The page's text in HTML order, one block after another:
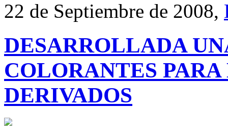
22 de Septiembre de 2008,
DESARROLLADA
COLORANTES
DERIVADOS